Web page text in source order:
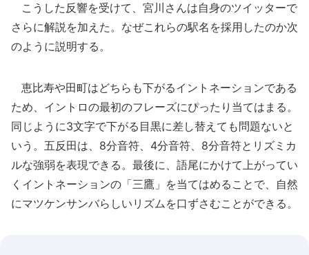
こうした反響を受けて、宮川さんは自身のツイッターで
さらに解説を加えた。なぜこれらの駅名を採用したのか次
のように説明する。
恵比寿や田町はどちらも下がるイントネーションである
ため、イントロの最初のフレーズにぴったり当てはまる。
同じように3文字で下がる目黒に差し替えても問題ないと
いう。五反田は、8分音符、4分音符、8分音符とリズミカ
ルな強弱を表現できる。最後に、語尾にかけて上がってい
くイントネーションの「三鷹」を当てはめることで、自然
にマツケンサンバらしいリズムを口ずさむことができる。